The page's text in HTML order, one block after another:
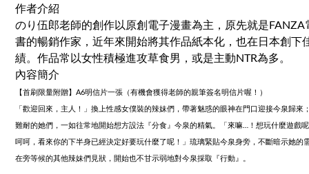
作者介紹
のり伍郎老師的創作以原創電子漫畫為主，原先就是FANZA
書的暢銷作家，近年來開始將其作品紙本化，也在日本創下
績。作品常以女性積極進攻草食男，或是主動NTR為多。
內容簡介
【首刷限量附贈】A6明信片一張（有機會獲得老師的親筆簽名明信片喔！）
「歡迎回來，主人！」換上性感女僕裝的辣妹們，帶著魅惑的眼神在門口迎接今泉歸來
難耐的她們，一如往常地開始想方設法『分食』今泉的精氣。「來嘛…！想玩什麼遊戲
呵呵，看來你的下半身已經決定好要玩什麼了呢！」琉璃緊貼今泉身旁，不斷暗示她的
在旁等候的其他辣妹們見狀，開始也不甘示弱地對今泉採取『行動』。